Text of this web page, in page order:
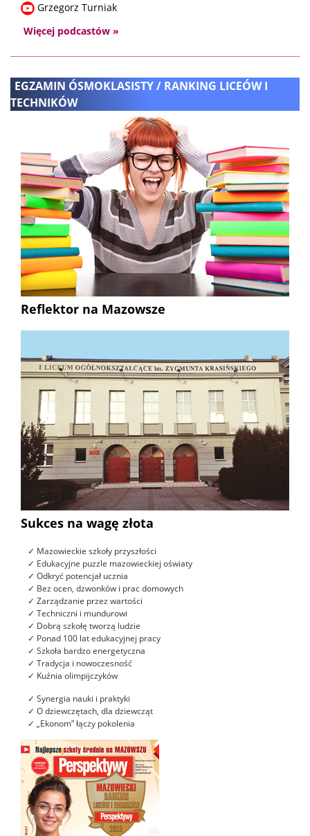
Grzegorz Turniak
Więcej podcastów »
EGZAMIN ÓSMOKLASISTY / RANKING LICEÓW I
TECHNIKÓW
Reflektor na Mazowsze
Sukces na wagę złota
✓ Mazowieckie szkoły przyszłości
✓ Edukacyjne puzzle mazowieckiej oświaty
✓ Odkryć potencjał ucznia
✓ Bez ocen, dzwonków i prac domowych
✓ Zarządzanie przez wartości
✓ Techniczni i mundurowi
✓ Dobrą szkołę tworzą ludzie
✓ Ponad 100 lat edukacyjnej pracy
✓ Szkoła bardzo energetyczna
✓ Tradycja i nowoczesność
✓ Kuźnia olimpijczyków
✓ Synergia nauki i praktyki
✓ O dziewczętach, dla dziewcząt
✓ „Ekonom” łączy pokolenia